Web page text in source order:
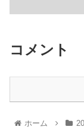
コメント
ホーム